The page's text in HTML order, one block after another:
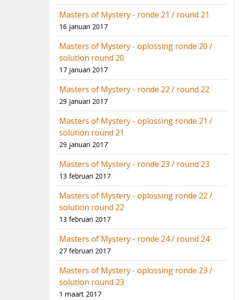
Masters of Mystery - ronde 21 / round 21
16 januari 2017
Masters of Mystery - oplossing ronde 20 /
solution round 20
17 januari 2017
Masters of Mystery - ronde 22 / round 22
29 januari 2017
Masters of Mystery - oplossing ronde 21 /
solution round 21
29 januari 2017
Masters of Mystery - ronde 23 / round 23
13 februari 2017
Masters of Mystery - oplossing ronde 22 /
solution round 22
13 februari 2017
Masters of Mystery - ronde 24 / round 24
27 februari 2017
Masters of Mystery - oplossing ronde 23 /
solution round 23
1 maart 2017